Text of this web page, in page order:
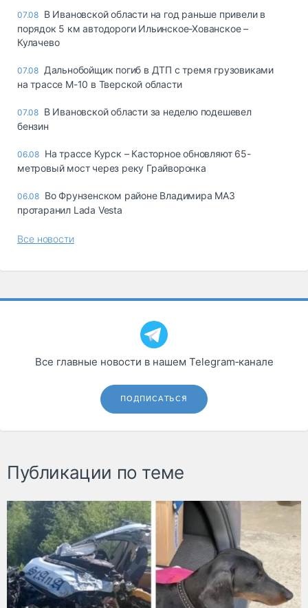
07.08 В Ивановской области на год раньше привели в
порядок 5 км автодороги Ильинское-Хованское –
Кулачево
07.08 Дальнобойщик погиб в ДТП с тремя грузовиками
на трассе М-10 в Тверской области
07.08 В Ивановской области за неделю подешевел
бензин
06.08 На трассе Курск – Касторное обновляют 65-
метровый мост через реку Грайворонка
06.08 Во Фрунзенском районе Владимира МАЗ
протаранил Lada Vesta
Все новости
Все главные новости в нашем Telegram‑канале
ПОДПИСАТЬСЯ
Публикации по теме